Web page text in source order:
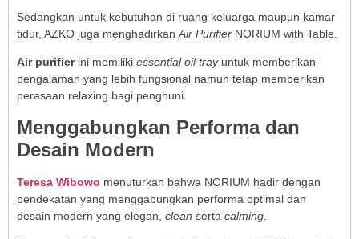
Sedangkan untuk kebutuhan di ruang keluarga maupun kamar
tidur, AZKO juga menghadirkan Air Purifier NORIUM with Table.
Air purifierini memiliki essential oil trayuntuk memberikan
pengalaman yang lebih fungsional namun tetap memberikan
perasaan relaxing bagi penghuni.
Menggabungkan Performa dan
Desain Modern
Teresa Wibowo menuturkan bahwa NORIUM hadir dengan
pendekatan yang menggabungkan performa optimal dan
desain modern yang elegan, clean serta calming